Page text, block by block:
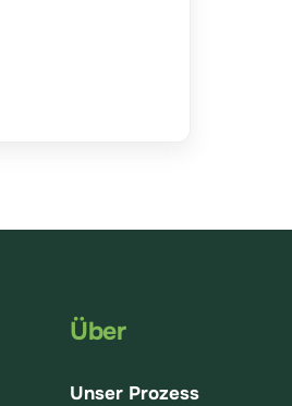
Über
Unser Prozess